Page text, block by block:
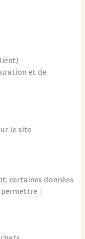
et de
le site
certaines données
: